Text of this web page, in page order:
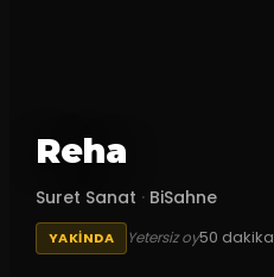
Reha
Suret Sanat · BiSahne
YAKINDA Yetersiz oy50 dakika